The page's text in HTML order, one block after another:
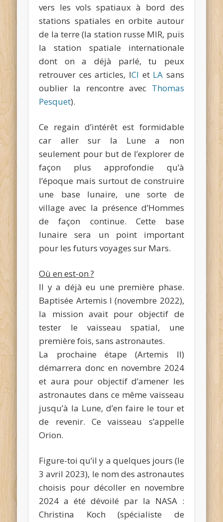
vers les vols spatiaux à bord des
stations spatiales en orbite autour
de la terre (la station russe MIR, puis
la station spatiale internationale
dont on a déjà parlé, tu peux
retrouver ces articles, ICI et LA sans
oublier la rencontre avec Thomas
Pesquet).
Ce regain d’intérêt est formidable
car aller sur la Lune a non
seulement pour but de l’explorer de
façon plus approfondie qu’à
l’époque mais surtout de construire
une base lunaire, une sorte de
village avec la présence d’Hommes
de façon continue. Cette base
lunaire sera un point important
pour les futurs voyages sur Mars.
Où en est-on ?
Il y a déjà eu une première phase.
Baptisée Artemis I (novembre 2022),
la mission avait pour objectif de
tester le vaisseau spatial, une
première fois, sans astronautes.
La prochaine étape (Artemis II)
démarrera donc en novembre 2024
et aura pour objectif d’amener les
astronautes dans ce même vaisseau
jusqu’à la Lune, d’en faire le tour et
de revenir. Ce vaisseau s’appelle
Orion.
Figure-toi qu’il y a quelques jours (le
3 avril 2023), le nom des astronautes
choisis pour décoller en novembre
2024 a été dévoilé par la NASA :
Christina Koch (spécialiste de